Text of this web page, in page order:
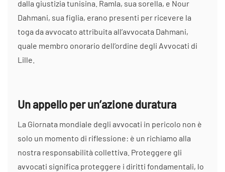
dalla giustizia tunisina. Ramla, sua sorella, e Nour
Dahmani, sua figlia, erano presenti per ricevere la
toga da avvocato attribuita all’avvocata Dahmani,
quale membro onorario dell’ordine degli Avvocati di
Lille.
Un appello per un’azione duratura
La Giornata mondiale degli avvocati in pericolo non è
solo un momento di riflessione: è un richiamo alla
nostra responsabilità collettiva. Proteggere gli
avvocati significa proteggere i diritti fondamentali, lo